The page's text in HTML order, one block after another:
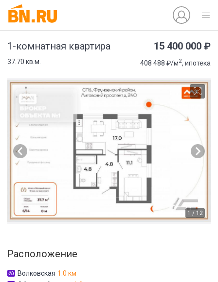
1-комнатная квартира 15 400 000 ₽
37.70 кв.м. 408 488 ₽/м2, ипотека
1 / 12
Расположение
Волковская 1.0 км